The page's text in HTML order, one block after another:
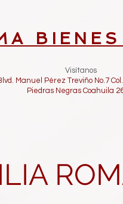
Visítanos
Manuel Pérez Treviño No.7
Piedras Negras Coahuila